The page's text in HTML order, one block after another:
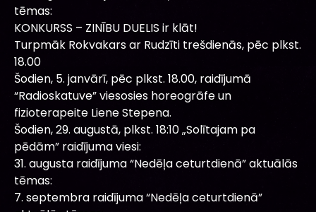
tēmas:
KONKURSS – ZINĪBU DUELIS ir klāt!
Turpmāk Rokvakars ar Rudzīti trešdienās, pēc plkst.
18.00
Šodien, 5. janvārī, pēc plkst. 18.00, raidījumā
“Radioskatuve” viesosies horeogrāfe un
fizioterapeite Liene Stepena.
Šodien, 29. augustā, plkst. 18:10 „Solītajam pa
pēdām” raidījuma viesi:
31. augusta raidījuma “Nedēļa ceturtdienā” aktuālās
tēmas:
7. septembra raidījuma “Nedēļa ceturtdienā”